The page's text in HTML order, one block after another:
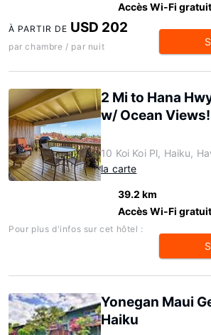
Accès Wi-Fi gratuit
À PARTIR DE USD 202
par chambre / par nuit
2 Mi to Hana
w/ Ocean Views!
10 Koi Koi Pl, Haiku,
la carte
39.2 km
Accès Wi-Fi gratuit
Pour plus d'infos sur cet hôtel :
Yonegan Maui
Haiku